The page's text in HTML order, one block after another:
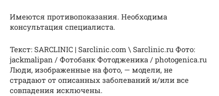
Имеются противопоказания. Необходима
консультация специалиста.
Текст: SARCLINIC | Sarclinic.com \ Sаrсlinic.ru Фото:
jackmalipan / Фотобанк Фотодженика / photogenica.ru
Люди, изображенные на фото, — модели, не
страдают от описанных заболеваний и/или все
совпадения исключены.